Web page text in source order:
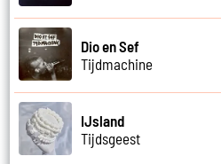
Dio en Sef
Tijdmachine
IJsland
Tijdsgeest